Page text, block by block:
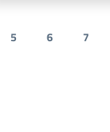
Pagina
5 Pagina
6 Pagina
7